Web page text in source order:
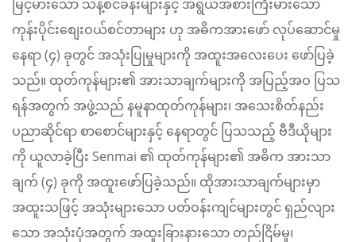
မြင့်မားသော သန့်စင်ခန်းများနှင့် အရွယ်အစားကြီးမားသော
ကုန်းပိုင်းစျေးဝယ်စင်တာများ ဟု အဓိကအားဖော် လုပ်ဆောင်မှု
နေရာ (၄) ခုတွင် အသုံးပြုမှုများကို အထူးအလေးပေး ဖော်ပြခဲ့
သည်။ ထုတ်ကုန်များ၏ အားသာချက်များကို အပြည့်အဝ ပြသ
ရန်အတွက် အဖွဲ့သည် နမူနာထုတ်ကုန်များ၊ အသေးစိတ်နည်း
ပညာဆိုင်ရာ စာစောင်များနှင့် နေရာတွင် ပြသသည့် ဗီဒီယိုများ
ကို ယူလာခဲ့ပြီး Senmai ၏ ထုတ်ကုန်များ၏ အဓိက အားသာ
ချက် (၄) ခုကို အထူးဖော်ပြခဲ့သည်။ ထိုအားသာချက်များမှာ
အထူးသဖြင့် အသုံးများသော ပတ်ဝန်းကျင်များတွင် ရှည်လျား
သော အသုံးပုံအတွက် အထူးခြားနားသော တည်ငြိမ်မှု၊